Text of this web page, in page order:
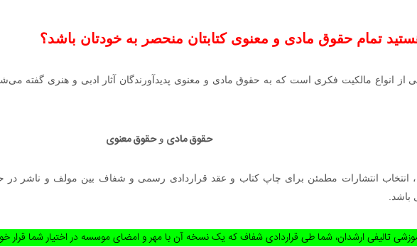
هستید تمام حقوق مادی و معنوی کتابتان منحصر به خودتان باشد؟
انواع مالکیت فکری است که به حقوق مادی و معنوی پدیدآورندگان آثار ادبی و هنری گفته
حقوق مادی وحقوق معنوی
انتخاب انتشارات مطمئن برای چاپ کتاب و عقد قراردادی رسمی و شفاف بین مولف و ناشر
باشد.
تالیفی ارشدان، شما طی قراردادی شفاف که یک نسخه آن با مهر و امضای موسسه در اختیار شما